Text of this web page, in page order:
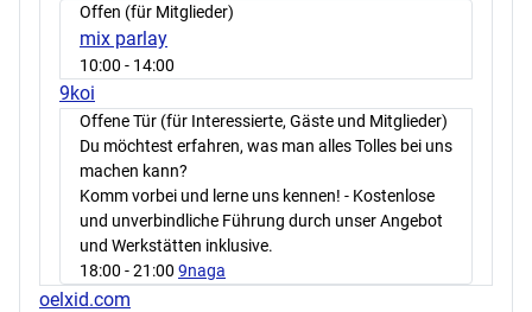
Offen (für Mitglieder)
mix parlay
10:00 - 14:00
9koi
Offene Tür (für Interessierte, Gäste und Mitglieder)
Du möchtest erfahren, was man alles Tolles bei uns
machen kann?
Komm vorbei und lerne uns kennen! - Kostenlose
und unverbindliche Führung durch unser Angebot
und Werkstätten inklusive.
18:00 - 21:00 9naga
oelxid.com